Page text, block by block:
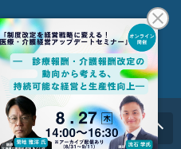
質問
配布は固く禁じます。
Co., Ltd.